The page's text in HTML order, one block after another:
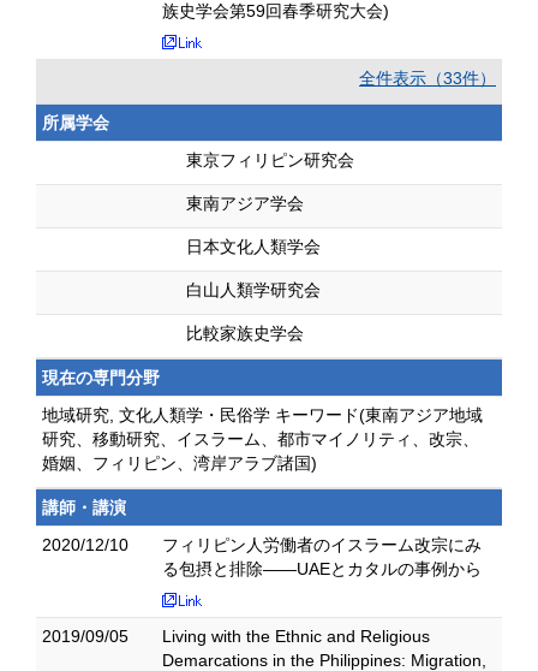
族史学会第59回春季研究大会)
全件表示（33件）
所属学会
東京フィリピン研究会
東南アジア学会
日本文化人類学会
白山人類学研究会
比較家族史学会
現在の専門分野
地域研究, 文化人類学・民俗学 キーワード(東南アジア地域
研究、移動研究、イスラーム、都市マイノリティ、改宗、
婚姻、フィリピン、湾岸アラブ諸国)
講師・講演
2020/12/10
フィリピン人労働者のイスラーム改宗にみ
る包摂と排除――UAEとカタルの事例から
2019/09/05
Living with the Ethnic and Religious
Demarcations in the Philippines: Migration,